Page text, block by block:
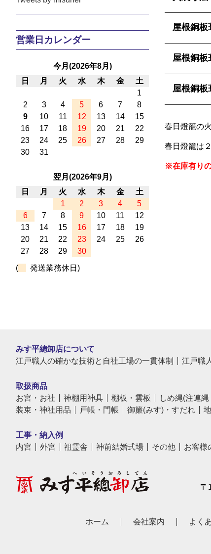
営業日カレンダー
今月(2026年8月)
日
月 火 水 木 金
土
1
2
3 4 5 6 7
8
9
10 11 12 13 14
15
16
17 18 19 20 21
22
23
24 25 26 27 28
29
30
31
翌月(2026年9月)
日
月 火 水 木 金
土
1
2 3 4
5
6
7 8 9 10 11
12
13
14 15 16 17 18
19
20
21 22 23 24 25
26
27
28 29
30
(
発送業務休日)
屋根銅板
屋根銅板
屋根銅板
春日燈籠の
春日燈籠は
※在庫有り
みす平總卸店について
江戸職人の確かな技術と自社工場の一貫体制
江戸職
取扱商品
お宮・お社
神棚用神具 棚板・雲板 しめ縄(注連
装束・神社用品
戸帳・門帳 御簾(みす)・すだれ
工事・納入例
内宮
外宮 祖霊舎 神前結婚式場 その他 お客様
〒
ホーム 会社案内 よく